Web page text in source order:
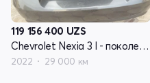
119 156 400 UZS
Chevrolet Nexia 3 I - поколение
2022 29 000 км